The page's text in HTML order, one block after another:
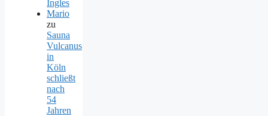
Ingles
Mario
zu
Sauna
Vulcanus
in
Köln
schließt
nach
54
Jahren